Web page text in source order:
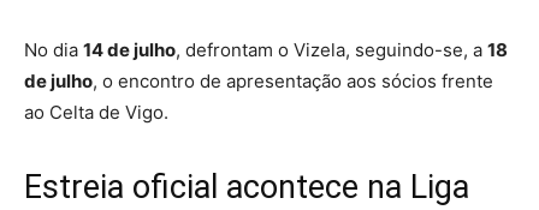
No dia 14 de julho, defrontam o Vizela, seguindo-se, a 18
de julho, o encontro de apresentação aos sócios frente
ao Celta de Vigo.
Estreia oficial acontece na Liga